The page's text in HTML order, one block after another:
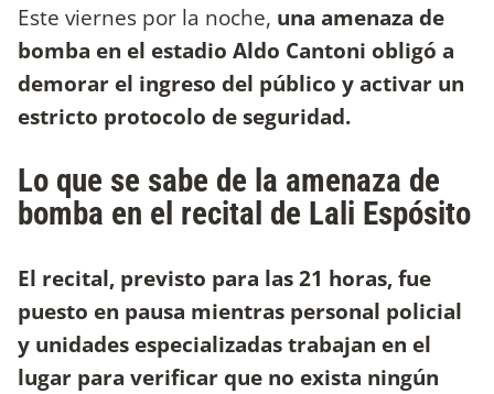
Este viernes por la noche, una amenaza de
bomba en el estadio Aldo Cantoni obligó a
demorar el ingreso del público y activar un
estricto protocolo de seguridad.
Lo que se sabe de la amenaza de
bomba en el recital de Lali Espósito
El recital, previsto para las 21 horas, fue
puesto en pausa mientras personal policial
y unidades especializadas trabajan en el
lugar para verificar que no exista ningún